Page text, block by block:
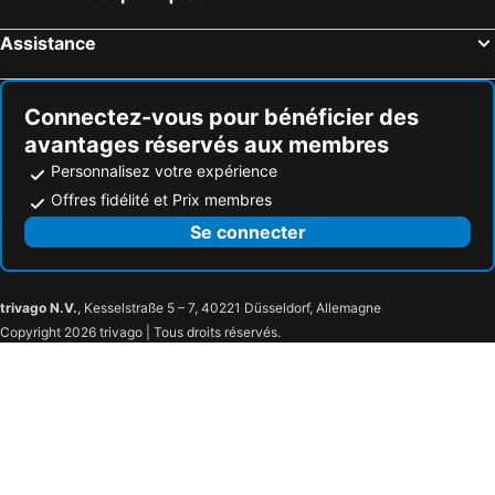
Assistance
Connectez-vous pour bénéficier des
avantages réservés aux membres
Personnalisez votre expérience
Offres fidélité et Prix membres
Se connecter
trivago N.V., Kesselstraße 5 – 7, 40221 Düsseldorf, Allemagne
Copyright 2026 trivago | Tous droits réservés.